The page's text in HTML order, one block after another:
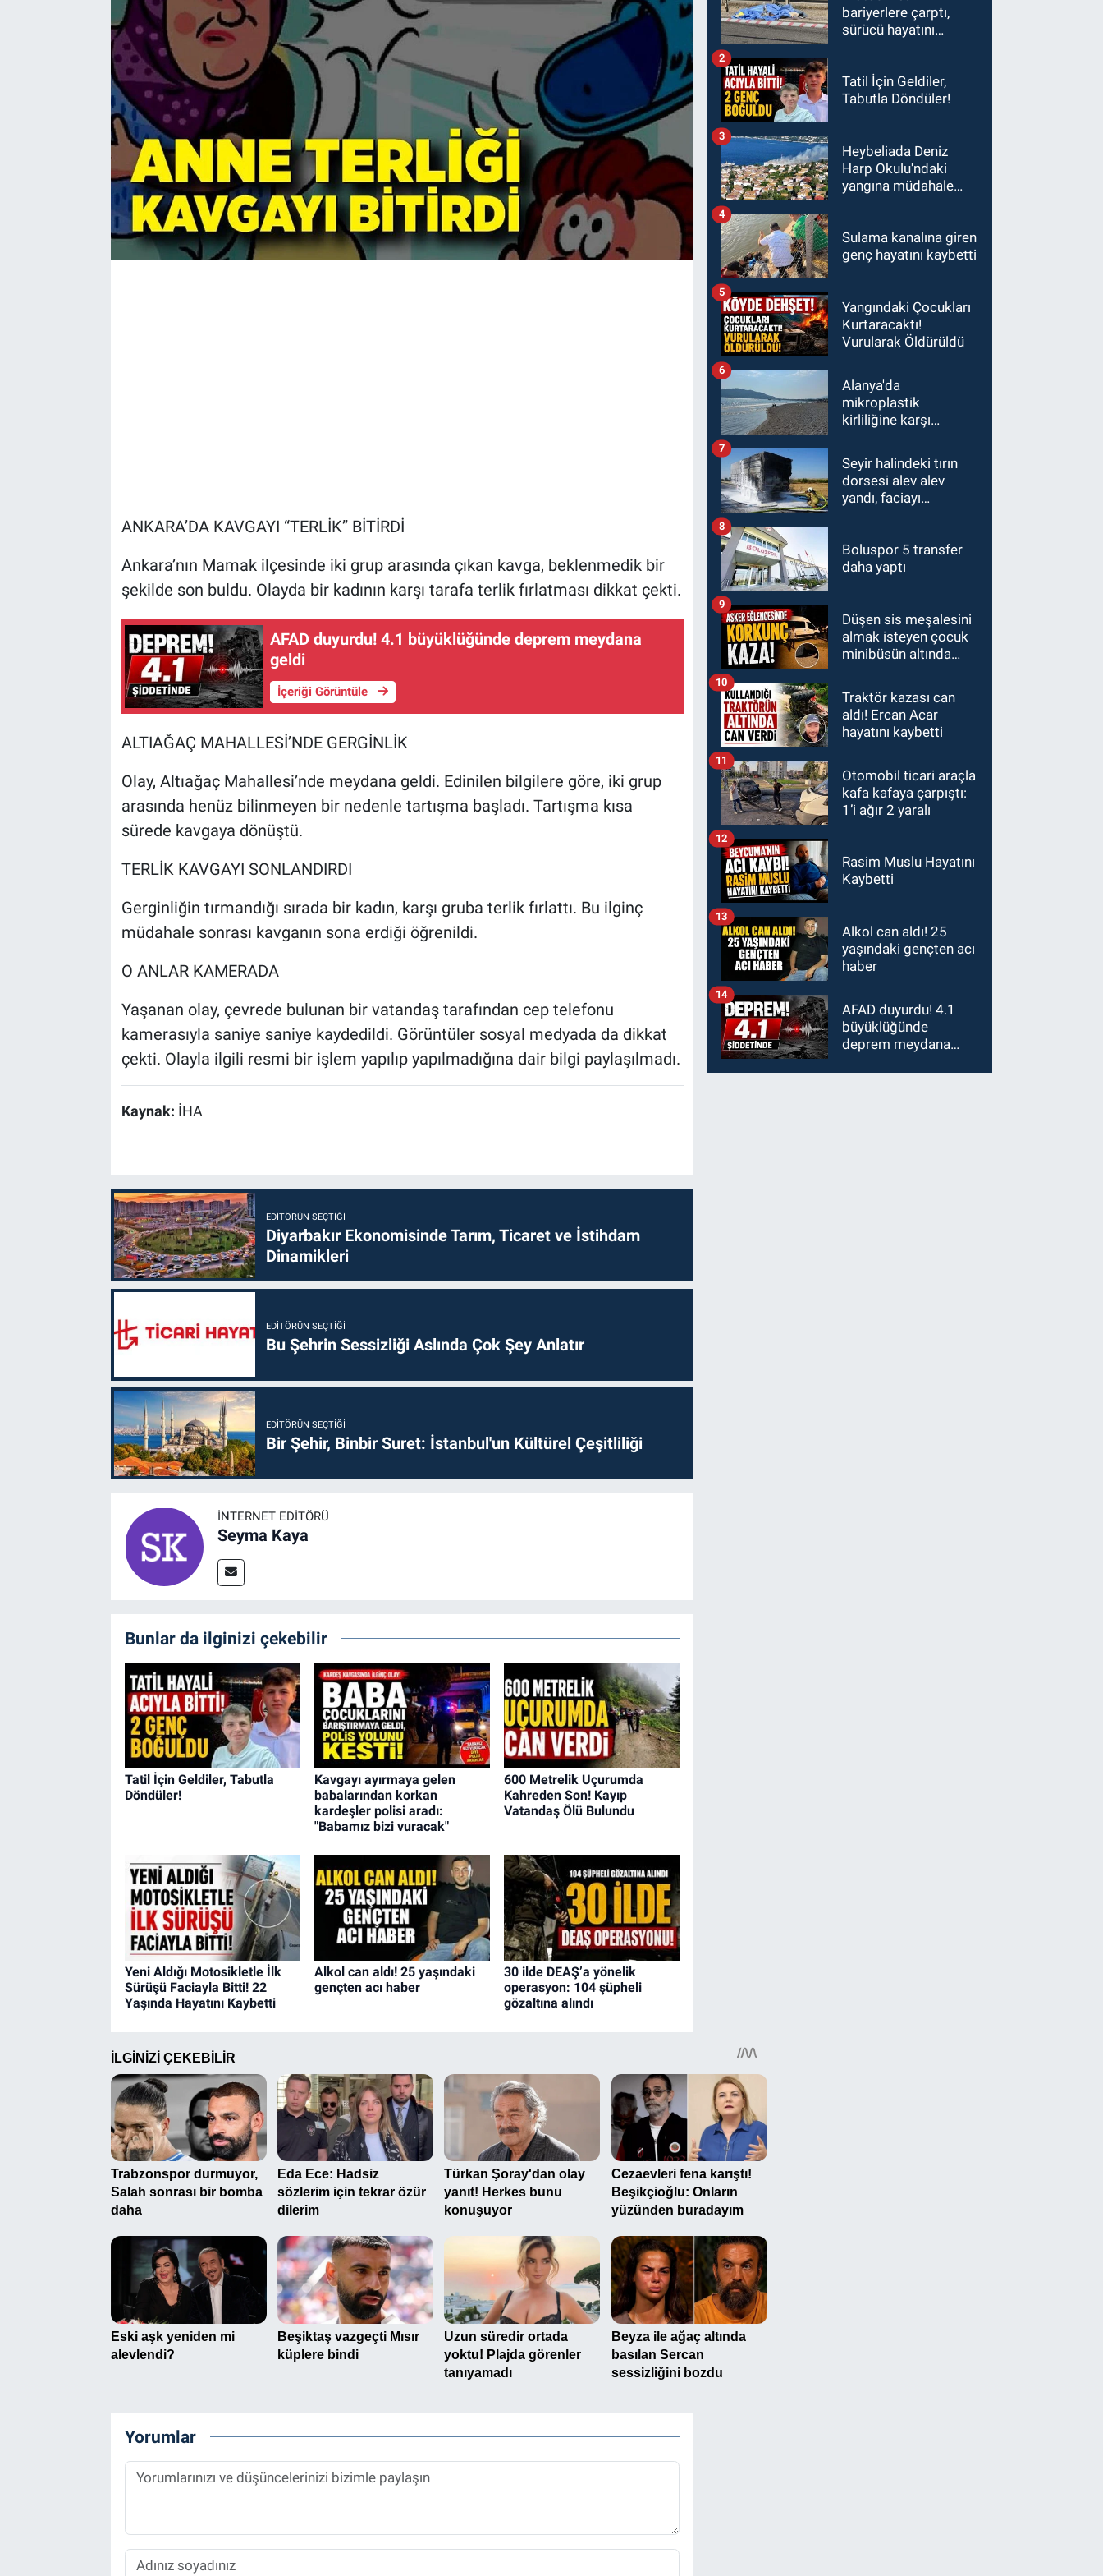
ANKARA’DA KAVGAYI “TERLİK” BİTİRDİ
Ankara’nın Mamak ilçesinde iki grup arasında çıkan kavga, beklenmedik bir
şekilde son buldu. Olayda bir kadının karşı tarafa terlik fırlatması dikkat çekti.
AFAD duyurdu! 4.1 büyüklüğünde deprem meydana
geldi
İçeriği Görüntüle
ALTIAĞAÇ MAHALLESİ’NDE GERGİNLİK
Olay, Altıağaç Mahallesi’nde meydana geldi. Edinilen bilgilere göre, iki grup
arasında henüz bilinmeyen bir nedenle tartışma başladı. Tartışma kısa
sürede kavgaya dönüştü.
TERLİK KAVGAYI SONLANDIRDI
Gerginliğin tırmandığı sırada bir kadın, karşı gruba terlik fırlattı. Bu ilginç
müdahale sonrası kavganın sona erdiği öğrenildi.
O ANLAR KAMERADA
Yaşanan olay, çevrede bulunan bir vatandaş tarafından cep telefonu
kamerasıyla saniye saniye kaydedildi. Görüntüler sosyal medyada da dikkat
çekti. Olayla ilgili resmi bir işlem yapılıp yapılmadığına dair bilgi paylaşılmadı.
Kaynak: İHA
EDITÖRÜN SEÇTIĞI
Diyarbakır Ekonomisinde Tarım, Ticaret ve İstihdam
Dinamikleri
EDITÖRÜN SEÇTIĞI
Bu Şehrin Sessizliği Aslında Çok Şey Anlatır
EDITÖRÜN SEÇTIĞI
Bir Şehir, Binbir Suret: İstanbul'un Kültürel Çeşitliliği
İNTERNET EDITÖRÜ
Seyma Kaya
Bunlar da ilginizi çekebilir
Tatil İçin Geldiler, Tabutla
Döndüler!
Kavgayı ayırmaya gelen
babalarından korkan
kardeşler polisi aradı:
"Babamız bizi vuracak"
600 Metrelik Uçurumda
Kahreden Son! Kayıp
Vatandaş Ölü Bulundu
Yeni Aldığı Motosikletle İlk
Sürüşü Faciayla Bitti! 22
Yaşında Hayatını Kaybetti
Alkol can aldı! 25 yaşındaki
gençten acı haber
30 ilde DEAŞ’a yönelik
operasyon: 104 şüpheli
gözaltına alındı
Yorumlar
bariyerlere çarptı,
sürücü hayatını
Tatil İçin Geldiler,
Tabutla Döndüler!
2
Heybeliada Deniz
Harp Okulu'ndaki
yangına müdahale
3
Sulama kanalına giren
genç hayatını kaybetti
4
Yangındaki Çocukları
Kurtaracaktı!
Vurularak Öldürüldü
5
Alanya'da
mikroplastik
kirliliğine karşı
verildi
6
Seyir halindeki tırın
dorsesi alev alev
yandı, faciayı
7
Boluspor 5 transfer
daha yaptı
8
Düşen sis meşalesini
almak isteyen çocuk
minibüsün altında
9
Traktör kazası can
aldı! Ercan Acar
hayatını kaybetti
10
Otomobil ticari araçla
kafa kafaya çarpıştı:
1’i ağır 2 yaralı
11
Rasim Muslu Hayatını
Kaybetti
12
Alkol can aldı! 25
yaşındaki gençten acı
haber
13
AFAD duyurdu! 4.1
büyüklüğünde
deprem meydana
14